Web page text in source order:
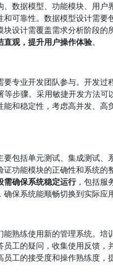
数据模型、功能模块、用户
可靠性。数据模型设计需要
设计需覆盖需求分析阶段的
直观，提升用户操作体验。
专业开发团队参与。开发过
步骤。采用敏捷开发方法可
和稳定性，考虑高并发、高
包括单元测试、集成测试、
功能模块的正确性和系统的
需确保系统稳定运行，包括服
保系统能顺畅切换到实际应
熟练使用新的管理系统。培
工的疑问，收集使用反馈，
员工的接受度和操作熟练度，